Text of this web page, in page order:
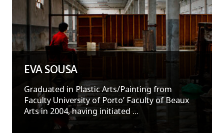
EVA SOUSA
Graduated in Plastic Arts/Painting from
Faculty University of Porto’ Faculty of Beaux
Arts in 2004, having initiated ...